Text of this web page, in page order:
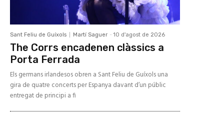
Sant Feliu de Guíxols Martí Saguer - 10 d'agost de 2026
The Corrs encadenen clàssics a
Porta Ferrada
Els germans irlandesos obren a Sant Feliu de Guíxols una
gira de quatre concerts per Espanya davant d’un públic
entregat de principi a fi